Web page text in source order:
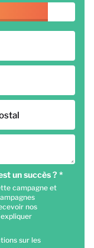
un succès ? *
campagne et
nos
sur les